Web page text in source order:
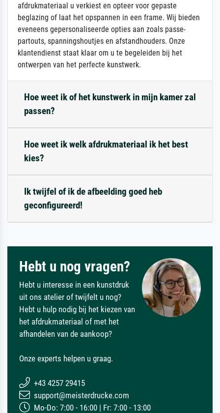
afdrukmateriaal u verkiest en opteer voor gepaste
beglazing of laat het opspannen in een frame. Wij bieden
eveneens gepersonaliseerde opties aan zoals passe-
partouts, spanningshoutjes en afstandhouders. Onze
klantendienst staat klaar om u te begeleiden bij het
ontwerpen van het perfecte kunstwerk.
Hoe weet ik of het kunstwerk in mijn kamer zal
passen?
Hoe weet ik welk afdrukmateriaal ik het best
kies?
Ik twijfel of ik de afbeelding goed heb
geconfigureerd!
Hebt u nog vragen?
Hebt u interesse in een kunstdruk
uit ons atelier of twijfelt u nog?
Hebt u hulp nodig bij het kiezen van
het afdrukmateriaal of met het
afhandelen van de aankoop?
Onze experts helpen u graag.
+43 4257 29415
support@meisterdrucke.com
Mo-Do: 7:00 - 16:00 | Fr: 7:00 - 13:00